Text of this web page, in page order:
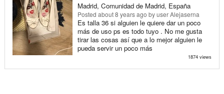
Madrid, Comunidad de Madrid, España
Posted about 8 years ago by user Alejaserna
Es talla 36 si alguien le quiere dar un poco
más de uso ps es todo tuyo . No me gusta
tirar las cosas así que a lo mejor alguien le
pueda servir un poco más
1874 views